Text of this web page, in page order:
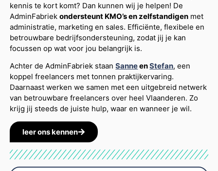
kennis te kort komt? Dan kunnen wij je helpen! De
AdminFabriekondersteunt KMO’s en zelfstandigen met
administratie, marketing en sales. Efficiënte, flexibele en
betrouwbare bedrijfsondersteuning, zodat jij je kan
focussen op wat voor jou belangrijk is.
Achter de AdminFabriek staanSanneenStefan, een
koppel freelancers met tonnen praktijkervaring.
Daarnaast werken we samen met een uitgebreid netwerk
van betrouwbare freelancers over heel Vlaanderen. Zo
krijg jij steeds de juiste hulp, waar en wanneer je wil.
leer ons kennen